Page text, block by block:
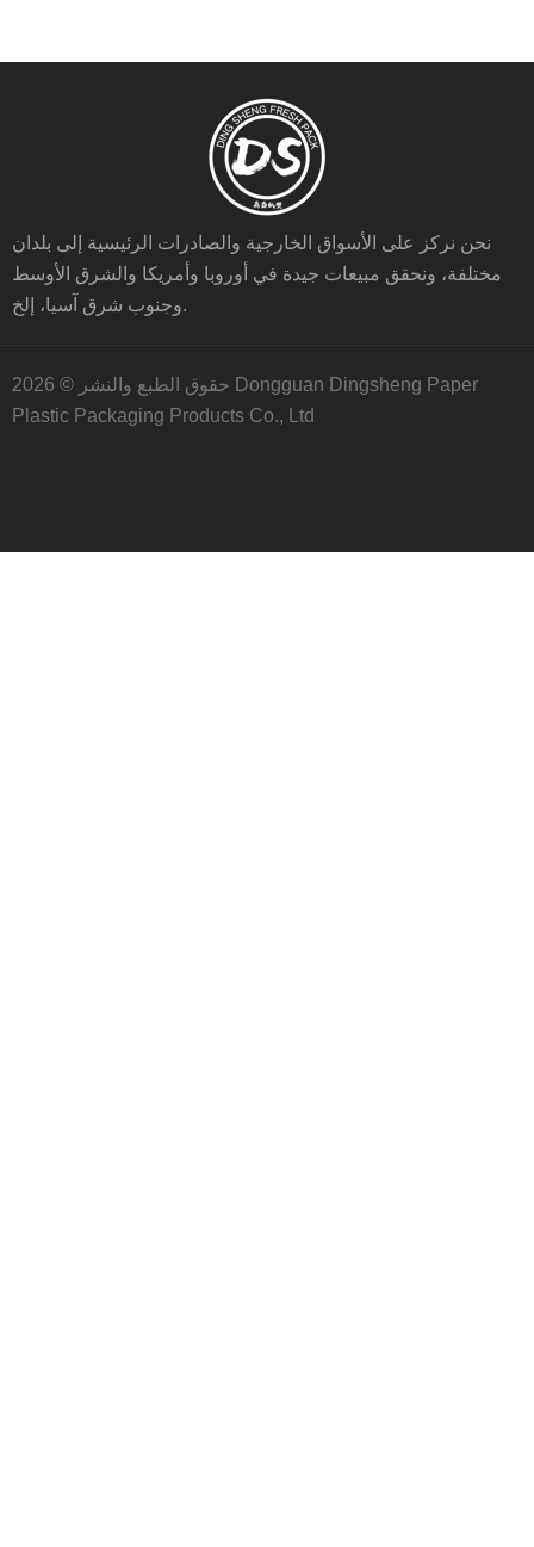
نحن نركز على الأسواق الخارجية والصادرات الرئيسية إلى بلدان
مختلفة، ونحقق مبيعات جيدة في أوروبا وأمريكا والشرق الأوسط
وجنوب شرق آسيا، إلخ.
حقوق الطبع والنشر © 2026 Dongguan Dingsheng Paper
Plastic Packaging Products Co., Ltd